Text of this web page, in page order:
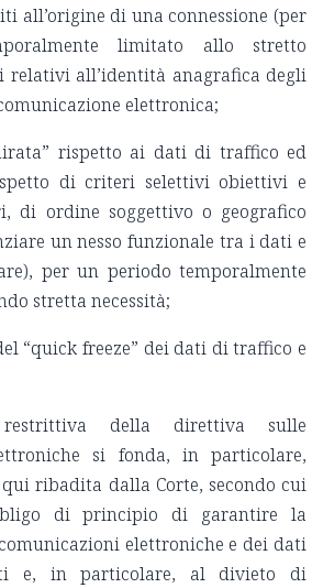
all’origine di una connessione (per
limitato allo stretto
relativi all’identità anagrafica degli
elettronica;
rispetto ai dati di traffico ed
di criteri selettivi obiettivi e
di ordine soggettivo o geografico
un nesso funzionale tra i dati e
per un periodo temporalmente
stretta necessità;
“quick freeze” dei dati di traffico e
della direttiva sulle
si fonda, in particolare,
ribadita dalla Corte, secondo cui
di principio di garantire la
elettroniche e dei dati
e, in particolare, al divieto di